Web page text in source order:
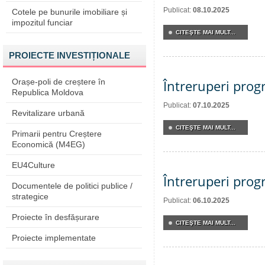
Cotele pe bunurile imobiliare și
impozitul funciar
PROIECTE INVESTIȚIONALE
Orașe-poli de creștere în
Republica Moldova
Revitalizare urbană
Primarii pentru Creștere
Economică (M4EG)
EU4Culture
Documentele de politici publice /
strategice
Proiecte în desfășurare
Proiecte implementate
Publicat: 08.10.2025
CITEŞTE MAI MULT...
Întreruperi
Publicat: 07.10.2025
CITEŞTE MAI MULT...
Întreruperi
Publicat: 06.10.2025
CITEŞTE MAI MULT...